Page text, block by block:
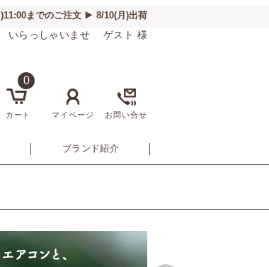
いらっしゃいませ ゲスト 様
0
カート マイページ お問い合せ
ブランド紹介